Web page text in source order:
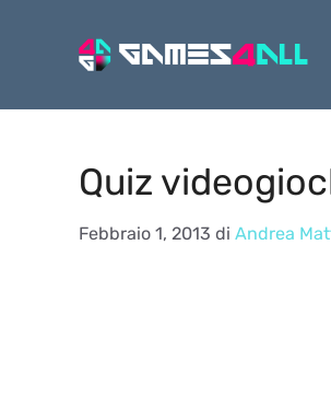
Quiz
Febbraio 1, 2013 di Andrea